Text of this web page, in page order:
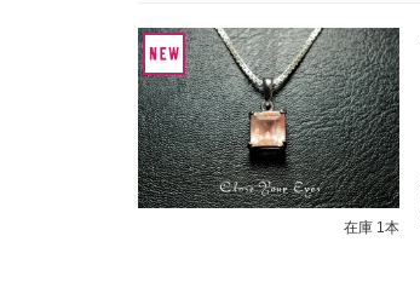
在庫 1本